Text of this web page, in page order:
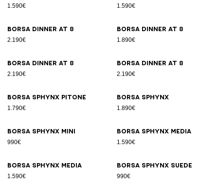
1.590€ 1.590€
Borsa DINNER AT 8
2.190€
Borsa DINNER AT 8
1.890€
Borsa DINNER AT 8
2.190€
Borsa DINNER AT 8
2.190€
Borsa SPHYNX pitone
1.790€
Borsa SPHYNX
1.890€
Borsa SPHYNX Mini
990€
Borsa SPHYNX Media
1.590€
Borsa SPHYNX Media
1.590€
Borsa SPHYNX suede
990€